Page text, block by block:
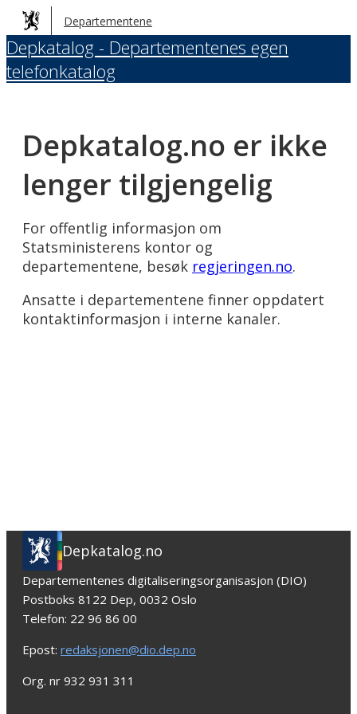
Hopp
til
hovedinnhold
Departementene
Depkatalog - Departementenes egen
telefonkatalog
Depkatalog.no er ikke
lenger tilgjengelig
For offentlig informasjon om
Statsministerens kontor og
departementene, besøk regjeringen.no.
Ansatte i departementene finner oppdatert
kontaktinformasjon i interne kanaler.
Depkatalog.no
Departementenes digitaliseringsorganisasjon (DIO)
Postboks 8122 Dep, 0032 Oslo
Telefon: 22 96 86 00
Epost: redaksjonen@dio.dep.no
Org. nr 932 931 311